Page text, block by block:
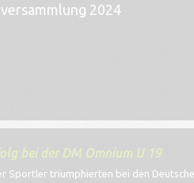
2024
bei der DM Omnium U 19
Sportler triumphierten bei den